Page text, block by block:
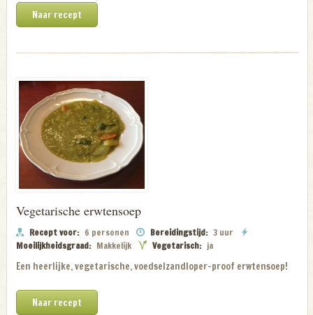
Naar recept
Vegetarische erwtensoep
Recept voor: 6 personen Bereidingstijd: 3 uur
Moeilijkheidsgraad: Makkelijk Vegetarisch: ja
Een heerlijke, vegetarische, voedselzandloper-proof erwtensoep!
Naar recept